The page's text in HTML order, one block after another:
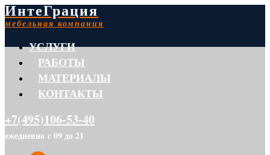
ИнтеГрация
мебельная компания
УСЛУГИ
РАБОТЫ
МАТЕРИАЛЫ
КОНТАКТЫ
+7(495)106-53-40
ежедневно с 09 до 21